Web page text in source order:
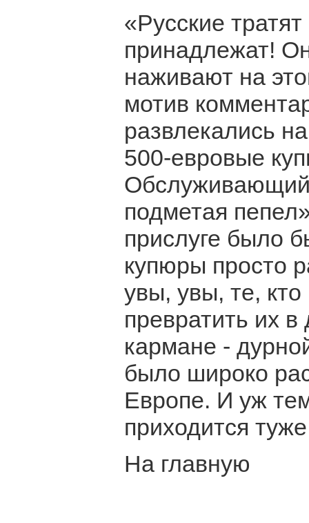
«Русские
принадлежат!
наживают на
мотив
развлекались
500-евровые
Обслуживающий
подметая
прислуге было
купюры просто
увы, увы, те,
превратить их
кармане -
было широко
Европе. И уж
приходится
На главную